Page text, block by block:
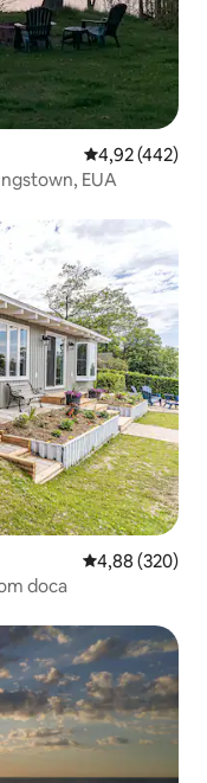
4,92 de uma
4,92 (442)
EUA
4,88 de uma
4,88 (320)
doca